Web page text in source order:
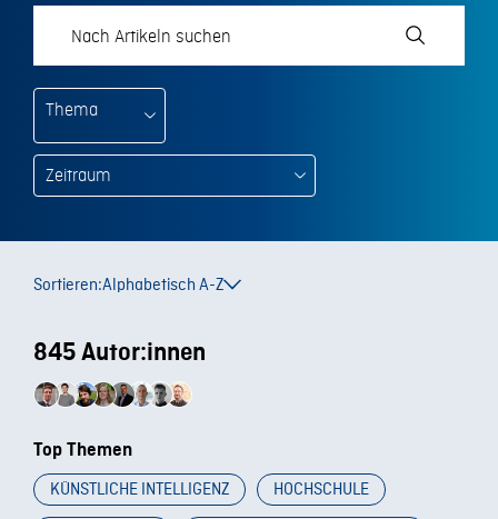
Thema
Sortieren:Alphabetisch A-Z
845 Autor:innen
Top Themen
KÜNSTLICHE INTELLIGENZ
HOCHSCHULE